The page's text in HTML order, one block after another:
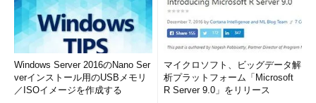
Windows Server 2016のNano Ser
verインストール用のUSBメモリ
／ISOイメージを作成する
マイクロソフト、ビッグデータ解
析プラットフォーム「Microsoft
R Server 9.0」をリリース